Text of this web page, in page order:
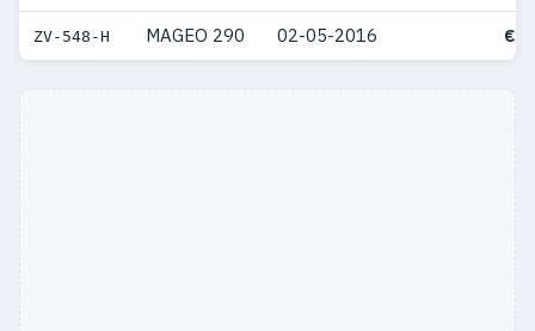
ZV-548-H MAGEO 290 02-05-2016 €